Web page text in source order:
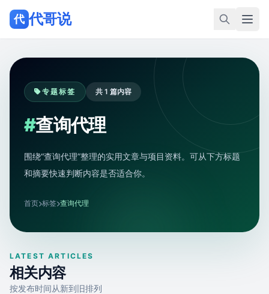
代 代哥说
专题标签 共 1 篇内容
#查询代理
围绕“查询代理”整理的实用文章与项目资料。可从下方标题
和摘要快速判断内容是否适合你。
首页 标签 查询代理
LATEST ARTICLES
相关内容
按发布时间从新到旧排列